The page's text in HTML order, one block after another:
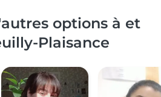
options à et
Plaisance